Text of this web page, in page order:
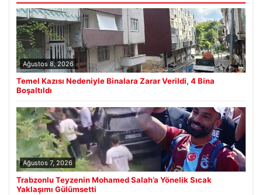
Ağustos 8, 2026
Temel Kazısı Nedeniyle Binalara Zarar Verildi, 4 Bina
Boşaltıldı
Ağustos 7, 2026
Trabzonlu Teyzenin Mohamed Salah’a Yönelik Sıcak
Yaklaşımı Gülümsetti